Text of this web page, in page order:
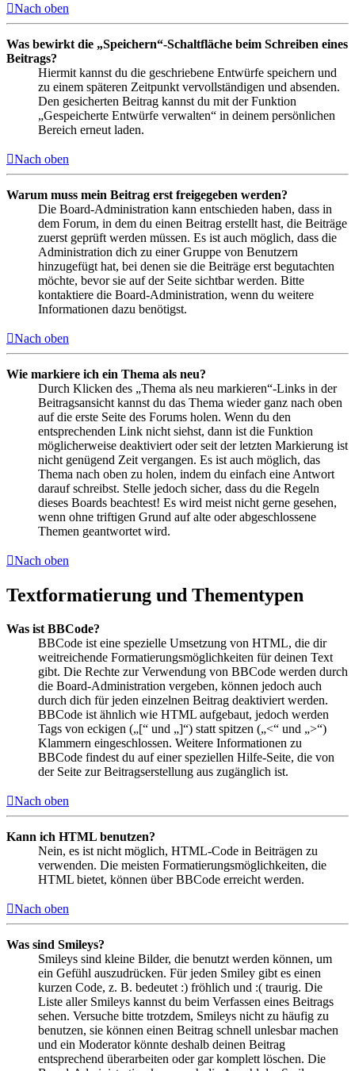
Nach oben
Was bewirkt die „Speichern“-Schaltfläche beim Schreiben eines
Beitrags?
Hiermit kannst du die geschriebene Entwürfe speichern und
zu einem späteren Zeitpunkt vervollständigen und absenden.
Den gesicherten Beitrag kannst du mit der Funktion
„Gespeicherte Entwürfe verwalten“ in deinem persönlichen
Bereich erneut laden.
Nach oben
Warum muss mein Beitrag erst freigegeben werden?
Die Board-Administration kann entschieden haben, dass in
dem Forum, in dem du einen Beitrag erstellt hast, die Beiträge
zuerst geprüft werden müssen. Es ist auch möglich, dass die
Administration dich zu einer Gruppe von Benutzern
hinzugefügt hat, bei denen sie die Beiträge erst begutachten
möchte, bevor sie auf der Seite sichtbar werden. Bitte
kontaktiere die Board-Administration, wenn du weitere
Informationen dazu benötigst.
Nach oben
Wie markiere ich ein Thema als neu?
Durch Klicken des „Thema als neu markieren“-Links in der
Beitragsansicht kannst du das Thema wieder ganz nach oben
auf die erste Seite des Forums holen. Wenn du den
entsprechenden Link nicht siehst, dann ist die Funktion
möglicherweise deaktiviert oder seit der letzten Markierung ist
nicht genügend Zeit vergangen. Es ist auch möglich, das
Thema nach oben zu holen, indem du einfach eine Antwort
darauf schreibst. Stelle jedoch sicher, dass du die Regeln
dieses Boards beachtest! Es wird meist nicht gerne gesehen,
wenn ohne triftigen Grund auf alte oder abgeschlossene
Themen geantwortet wird.
Nach oben
Textformatierung und Thementypen
Was ist BBCode?
BBCode ist eine spezielle Umsetzung von HTML, die dir
weitreichende Formatierungsmöglichkeiten für deinen Text
gibt. Die Rechte zur Verwendung von BBCode werden durch
die Board-Administration vergeben, können jedoch auch
durch dich für jeden einzelnen Beitrag deaktiviert werden.
BBCode ist ähnlich wie HTML aufgebaut, jedoch werden
Tags von eckigen („[“ und „]“) statt spitzen („<“ und „>“)
Klammern eingeschlossen. Weitere Informationen zu
BBCode findest du auf einer speziellen Hilfe-Seite, die von
der Seite zur Beitragserstellung aus zugänglich ist.
Nach oben
Kann ich HTML benutzen?
Nein, es ist nicht möglich, HTML-Code in Beiträgen zu
verwenden. Die meisten Formatierungsmöglichkeiten, die
HTML bietet, können über BBCode erreicht werden.
Nach oben
Was sind Smileys?
Smileys sind kleine Bilder, die benutzt werden können, um
ein Gefühl auszudrücken. Für jeden Smiley gibt es einen
kurzen Code, z. B. bedeutet :) fröhlich und :( traurig. Die
Liste aller Smileys kannst du beim Verfassen eines Beitrags
sehen. Versuche bitte trotzdem, Smileys nicht zu häufig zu
benutzen, sie können einen Beitrag schnell unlesbar machen
und ein Moderator könnte deshalb deinen Beitrag
entsprechend überarbeiten oder gar komplett löschen. Die